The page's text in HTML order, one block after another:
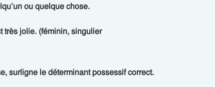
ou quelque chose.
très jolie. (féminin, singulier
surligne le déterminant possessif correct.